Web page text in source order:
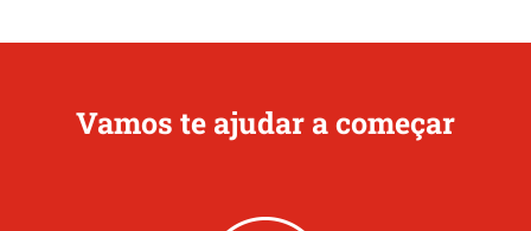
Vamos te ajudar a começar